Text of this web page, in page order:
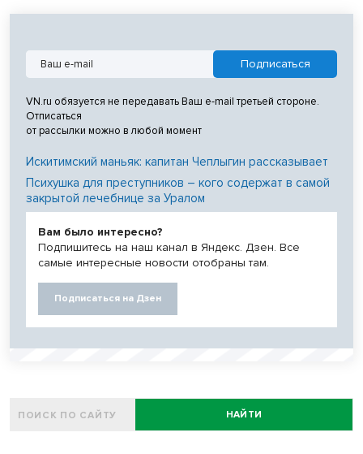
VN.ru обязуется не передавать Ваш e-mail третьей стороне.
Отписаться
от рассылки можно в любой момент
Искитимский маньяк: капитан Чеплыгин рассказывает
Психушка для преступников – кого содержат в самой
закрытой лечебнице за Уралом
Вам было интересно?
Подпишитесь на наш канал в Яндекс. Дзен. Все
самые интересные новости отобраны там.
Подписаться на Дзен
НАЙТИ